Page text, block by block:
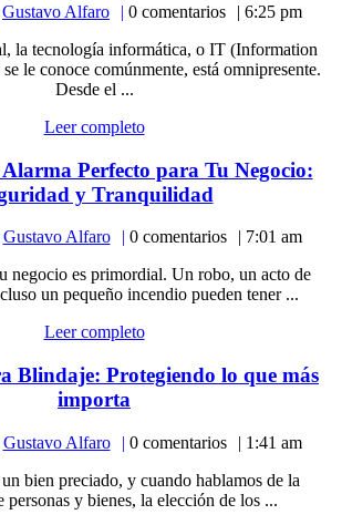
la
Tecnología
Informática:
Posibilidades
abril
Gustavo Alfaro
Gustavo
0 comentarios
6:25 pm
la tecnología informática, o IT (Information
le conoce comúnmente, está omnipresente.
Desde el ...
Leer completoLeer
Perfecto para Tu Negocio:
y TranquilidadEl
de
Alarma
Perfecto
Negocio:
Seguridad
Tranquilidad
Gustavo Alfaro
Gustavo
0 comentarios
7:01 am
negocio es primordial. Un robo, un acto de
un pequeño incendio pueden tener ...
Leer completoLeer
Blindaje: Protegiendo lo que más
importa
Blindaje:
Protegiendo
lo
Gustavo Alfaro
Gustavo
0 comentarios
1:41 am
bien preciado, y cuando hablamos de la
personas y bienes, la elección de los ...